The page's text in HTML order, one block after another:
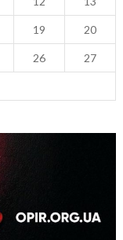
19 20
26 27